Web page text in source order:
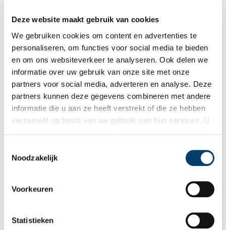
Deze website maakt gebruik van cookies
We gebruiken cookies om content en advertenties te
personaliseren, om functies voor social media te bieden
en om ons websiteverkeer te analyseren. Ook delen we
informatie over uw gebruik van onze site met onze
partners voor social media, adverteren en analyse. Deze
partners kunnen deze gegevens combineren met andere
informatie die u aan ze heeft verstrekt of die ze hebben
verzameld op basis van uw gebruik van hun services. U
Noodzakelijk
Voorkeuren
Statistieken
gebleven. De paars beklede meubelen met verguld houtwerk zijn
in 2019 gerestaureerd en opnieuw gestoffeerd. Bij de bouw van